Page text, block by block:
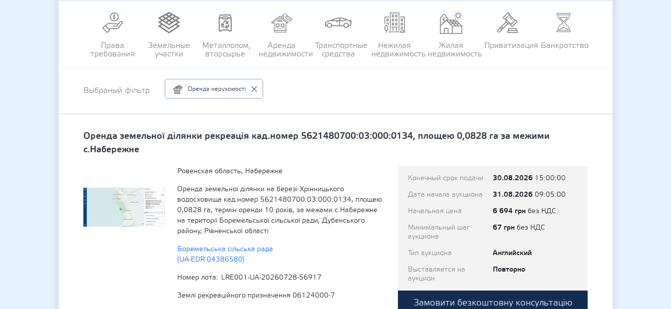
Права
требования
Земельные
участки
Металлолом,
вторсырье
Аренда
недвижимости
Транспортные
средства
Нежилая
недвижимость
Жилая
недвижимость
Приватизация Банкротство
Выбраный фільтр Оренда нерухомості
Оренда земельної ділянки рекреація кад.номер 5621480700:03:000:0134, площею 0,0828 га за межими
с.Набережне
Ровенская область, Набережне
Оренда земельної ділянки на березі Хрінницького
водосховища кад.номер 5621480700:03:000:0134, площею
0,0828 га, термін оренди 10 років, за межами с.Набережне
на території Боремельської сільської ради, Дубенського
району, Рівненської області
Боремельська сільська рада
(UA-EDR 04386580)
Номер лота
LRE001-UA-20260728-56917
Землі рекреаційного призначення 06124000-7
Конечный срок подачи 30.08.2026 15:00:00
Дата начала аукциона
31.08.2026 09:05:00
Начальная цена
6 694 грн без НДС
Минимальный шаг
аукциона
67 грн без НДС
Тип аукциона Английский
Выставляется на
аукцион
Повторно
Замовити безкоштовну консультацію